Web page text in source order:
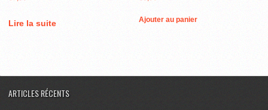
Lire la suite Ajouter au panier
ARTICLES RÉCENTS